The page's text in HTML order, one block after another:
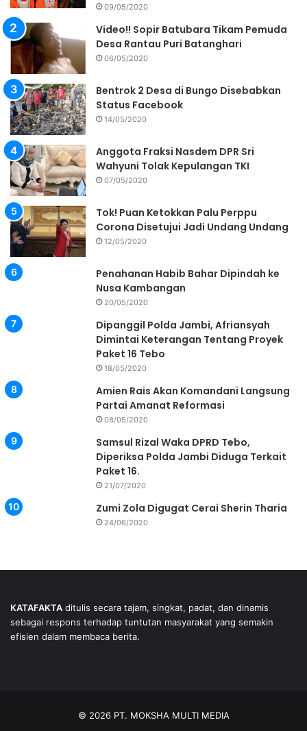
09/05/2020
Video!! Sopir Batubara Tikam Pemuda
Desa Rantau Puri Batanghari
06/05/2020
Bentrok 2 Desa di Bungo Disebabkan
Status Facebook
14/05/2020
Anggota Fraksi Nasdem DPR Sri
Wahyuni Tolak Kepulangan TKI
07/05/2020
Tok! Puan Ketokkan Palu Perppu
Corona Disetujui Jadi Undang Undang
12/05/2020
Penahanan Habib Bahar Dipindah ke
Nusa Kambangan
20/05/2020
Dipanggil Polda Jambi, Afriansyah
Dimintai Keterangan Tentang Proyek
Paket 16 Tebo
18/05/2020
Amien Rais Akan Komandani Langsung
Partai Amanat Reformasi
08/05/2020
Samsul Rizal Waka DPRD Tebo,
Diperiksa Polda Jambi Diduga Terkait
Paket 16.
21/07/2020
Zumi Zola Digugat Cerai Sherin Tharia
24/06/2020
KATAFAKTA ditulis secara tajam, singkat, padat, dan dinamis
sebagai respons terhadap tuntutan masyarakat yang semakin
efisien dalam membaca berita.
© 2026 PT. MOKSHA MULTI MEDIA